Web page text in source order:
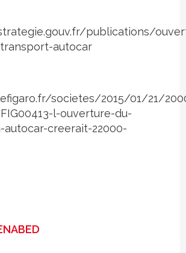
publications/
autocar
societes/2015/01/21/
l-ouverture-du-
creerait-22000-